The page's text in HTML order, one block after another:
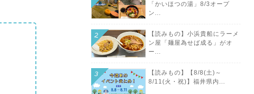
「かいほつの湯」8/3オープ
ン...
【読みもの】小浜貴船にラーメ
ン屋「麺屋為せば成る」がオ
ー...
【読みもの】【8/8(土)～
8/11(火・祝)】福井県内...